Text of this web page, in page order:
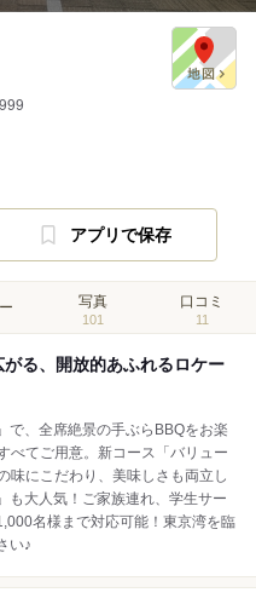
アプリで保存
写真
101
口コミ
11
る、開放的あふれるロケー
で、全席絶景の手ぶらBBQをお楽
べてご用意。新コース「バリュー
味にこだわり、美味しさも両立し
大人気！ご家族連れ、学生サー
名様まで対応可能！東京湾を臨
い♪